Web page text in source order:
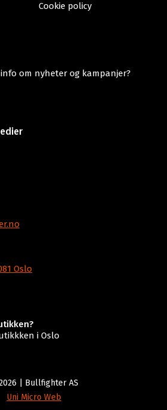
Cookie policy
om nyheter og kampanjer?
Oslo
i Oslo
| Bullfighter AS
Uni Micro Web